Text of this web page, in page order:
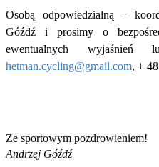
Osobą odpowiedzialną –
Góźdź i prosimy o
ewentualnych wyjaśnień
hetman.cycling@gmail.com, +
Ze sportowym pozdrowieniem!
Andrzej Góźdź